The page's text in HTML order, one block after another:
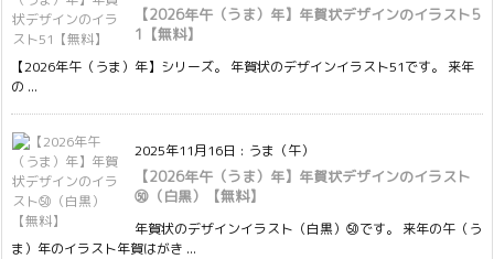
【2026年午（うま）年】年賀状デザインのイラスト5
1【無料】
【2026年午（うま）年】シリーズ。 年賀状のデザインイラスト51です。 来年
の ...
2025年11月16日 : うま（午）
【2026年午（うま）年】年賀状デザインのイラスト
㊿（白黒）【無料】
年賀状のデザインイラスト（白黒）㊿です。 来年の午（う
ま）年のイラスト年賀はがき ...